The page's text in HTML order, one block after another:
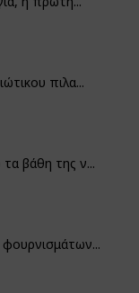
πιλα...
βάθη της ν...